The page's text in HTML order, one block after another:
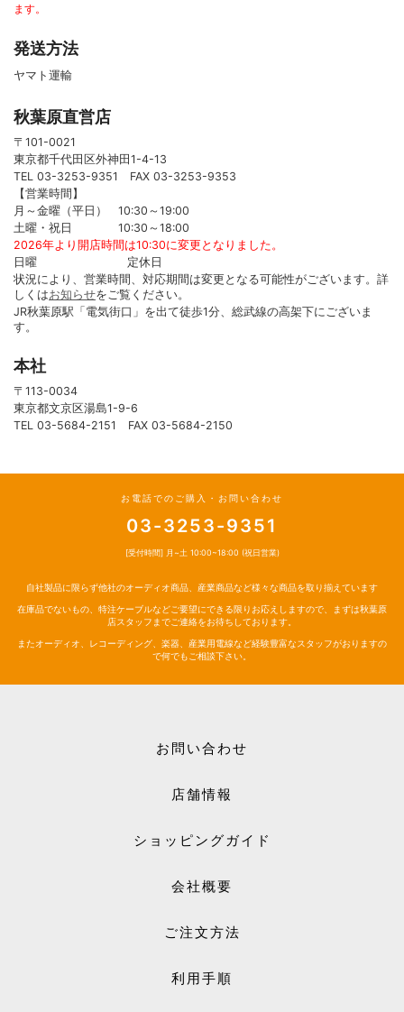
ます。
発送方法
ヤマト運輸
秋葉原直営店
〒101-0021
東京都千代田区外神田1-4-13
TEL 03-3253-9351 FAX 03-3253-9353
【営業時間】
月～金曜（平日） 10:30～19:00
土曜・祝日 10:30～18:00
2026年より開店時間は10:30に変更となりました。
日曜 定休日
状況により、営業時間、対応期間は変更となる可能性がございます。詳
しくはお知らせをご覧ください。
JR秋葉原駅「電気街口」を出て徒歩1分、総武線の高架下にございま
す。
本社
〒113-0034
東京都文京区湯島1-9-6
TEL 03-5684-2151 FAX 03-5684-2150
お電話でのご購入・お問い合わせ
03-3253-9351
[受付時間] 月~土 10:00~18:00 (祝日営業)
自社製品に限らず他社のオーディオ商品、産業商品など様々な商品を取り揃えています
在庫品でないもの、特注ケーブルなどご要望にできる限りお応えしますので、まずは秋葉原
店スタッフまでご連絡をお待ちしております。
またオーディオ、レコーディング、楽器、産業用電線など経験豊富なスタッフがおりますの
で何でもご相談下さい。
お問い合わせ
店舗情報
ショッピングガイド
会社概要
ご注文方法
利用手順